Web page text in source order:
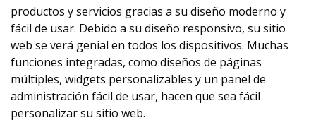
productos y servicios gracias a su diseño moderno y
fácil de usar. Debido a su diseño responsivo, su sitio
web se verá genial en todos los dispositivos. Muchas
funciones integradas, como diseños de páginas
múltiples, widgets personalizables y un panel de
administración fácil de usar, hacen que sea fácil
personalizar su sitio web.